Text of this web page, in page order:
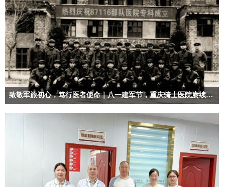
致敬军旅初心，笃行医者使命｜八一建军节，重庆骑士医院赓续部队血脉，深耕拥军事业